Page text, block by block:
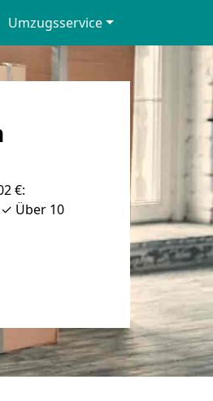
Umzugsservice
€:
Über 10